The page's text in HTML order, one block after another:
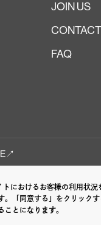
トにおけるお客様の利用状況
。「同意する」をクリック
ことになります。
JOIN US
CONTACT
FAQ
/